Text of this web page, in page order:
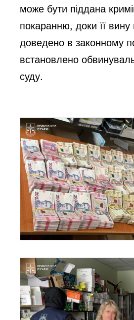
може бути піддана
покаранню, доки її
доведено в законному
встановлено
суду.